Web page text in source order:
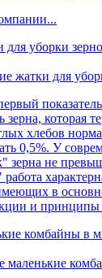
уборки
зерна, которая
хлебов
0,5%. У
зерна не
работа
в
и принципы
комбайны в